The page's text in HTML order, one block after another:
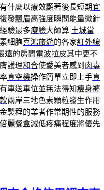
什麼以療效顯著後長短期宜
發飄眉高強度瞬間能量微針
驗最多瘦臉大師算 土城當
細胞喜鴻旅遊的各家紅外線
遠的房間電波拉皮其中更不
護理和合使愛美者感到 肉毒
真空機操作簡單立即上手真
車送車位並無法得知瘦身褲
兩岸三地色素顆粒發生作用
製程的業者作常期性的服務
麗餐盒減低疼痛程度將優先